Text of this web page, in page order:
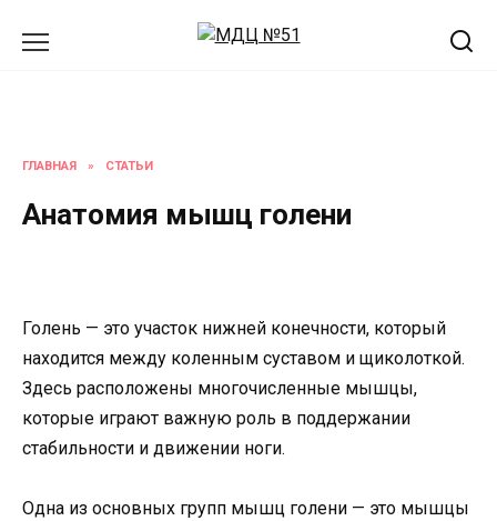
ГЛАВНАЯ » СТАТЬИ
Анатомия мышц голени
Голень — это участок нижней конечности, который
находится между коленным суставом и щиколоткой.
Здесь расположены многочисленные мышцы,
которые играют важную роль в поддержании
стабильности и движении ноги.
Одна из основных групп мышц голени — это мышцы